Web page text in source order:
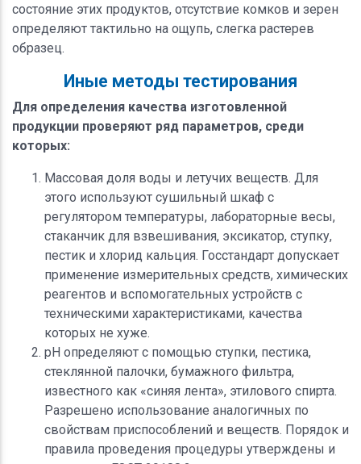
состояние этих продуктов, отсутствие комков и зерен
определяют тактильно на ощупь, слегка растерев
образец.
Иные методы тестирования
Для определения качества изготовленной
продукции проверяют ряд параметров, среди
которых:
Массовая доля воды и летучих веществ. Для
этого используют сушильный шкаф с
регулятором температуры, лабораторные весы,
стаканчик для взвешивания, эксикатор, ступку,
пестик и хлорид кальция. Госстандарт допускает
применение измерительных средств, химических
реагентов и вспомогательных устройств с
техническими характеристиками, качества
которых не хуже.
pH определяют с помощью ступки, пестика,
стеклянной палочки, бумажного фильтра,
известного как «синяя лента», этилового спирта.
Разрешено использование аналогичных по
свойствам приспособлений и веществ. Порядок и
правила проведения процедуры утверждены и